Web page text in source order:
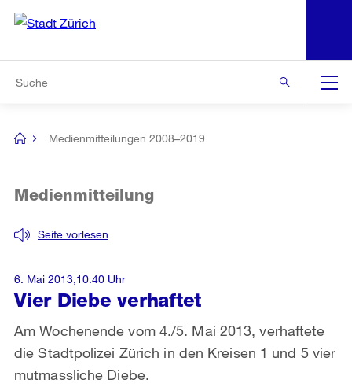
Navigation
[no
Medienmitteilungen 2008–2019
Vier Diebe verhaftet
Seite vorlesen
Medienmitteilung
Am Wochenende vom 4./5. Mai 2013, verhaftete
die Stadtpolizei Zürich in den Kreisen 1 und 5 vier
mutmassliche Diebe.
6. Mai 2013,10.40 Uhr